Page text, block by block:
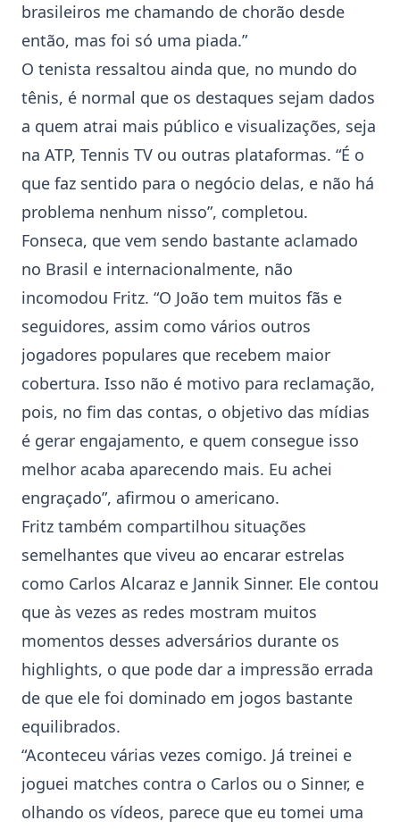
brasileiros me chamando de chorão desde
então, mas foi só uma piada.”
O tenista ressaltou ainda que, no mundo do
tênis, é normal que os destaques sejam dados
a quem atrai mais público e visualizações, seja
na ATP, Tennis TV ou outras plataformas. “É o
que faz sentido para o negócio delas, e não há
problema nenhum nisso”, completou.
Fonseca, que vem sendo bastante aclamado
no Brasil e internacionalmente, não
incomodou Fritz. “O João tem muitos fãs e
seguidores, assim como vários outros
jogadores populares que recebem maior
cobertura. Isso não é motivo para reclamação,
pois, no fim das contas, o objetivo das mídias
é gerar engajamento, e quem consegue isso
melhor acaba aparecendo mais. Eu achei
engraçado”, afirmou o americano.
Fritz também compartilhou situações
semelhantes que viveu ao encarar estrelas
como Carlos Alcaraz e Jannik Sinner. Ele contou
que às vezes as redes mostram muitos
momentos desses adversários durante os
highlights, o que pode dar a impressão errada
de que ele foi dominado em jogos bastante
equilibrados.
“Aconteceu várias vezes comigo. Já treinei e
joguei matches contra o Carlos ou o Sinner, e
olhando os vídeos, parece que eu tomei uma